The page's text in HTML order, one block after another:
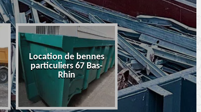
Location de bennes
particuliers 67 Bas-
Rhin
Location de
chargement
67 Bas-Rhin